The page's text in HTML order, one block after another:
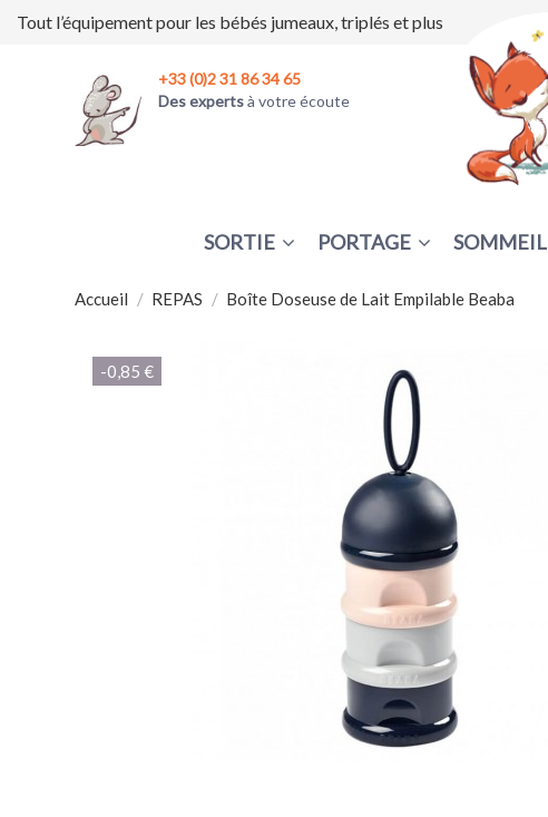
Tout l’équipement pour les bébés jumeaux, triplés et plus
+33 (0)2 31 86 34 65
Des expertsà votre écoute
SORTIE PORTAGE SOMMEIL
Accueil REPAS Boîte Doseuse de Lait Empilable Beaba
-0,85 €